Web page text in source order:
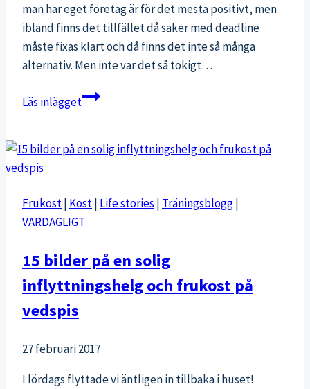
man har eget företag är för det mesta positivt, men
ibland finns det tillfället då saker med deadline
måste fixas klart och då finns det inte så många
alternativ. Men inte var det så tokigt…
Läs inläggetFredagkväll
Frukost| Kost| Life stories | Träningsblogg|
VARDAGLIGT
15 bilder på en solig
inflyttningshelg och frukost på
vedspis
27 februari 2017
I lördags flyttade vi äntligen in tillbaka i huset!